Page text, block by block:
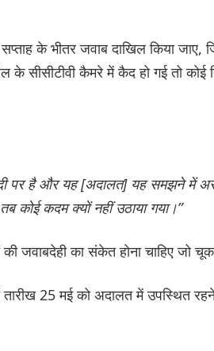
के भीतर जवाब दाखिल किया जाए,
कैमरे में कैद हो गई तो कोई
पर है और यह [अदालत] यह समझने में
कोई कदम क्यों नहीं उठाया गया।”
जवाबदेही का संकेत होना चाहिए जो
25 मई को अदालत में उपस्थित रहने